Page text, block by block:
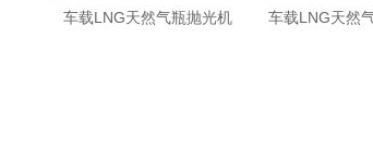
车载LNG天然气瓶抛光机 车载LNG天然